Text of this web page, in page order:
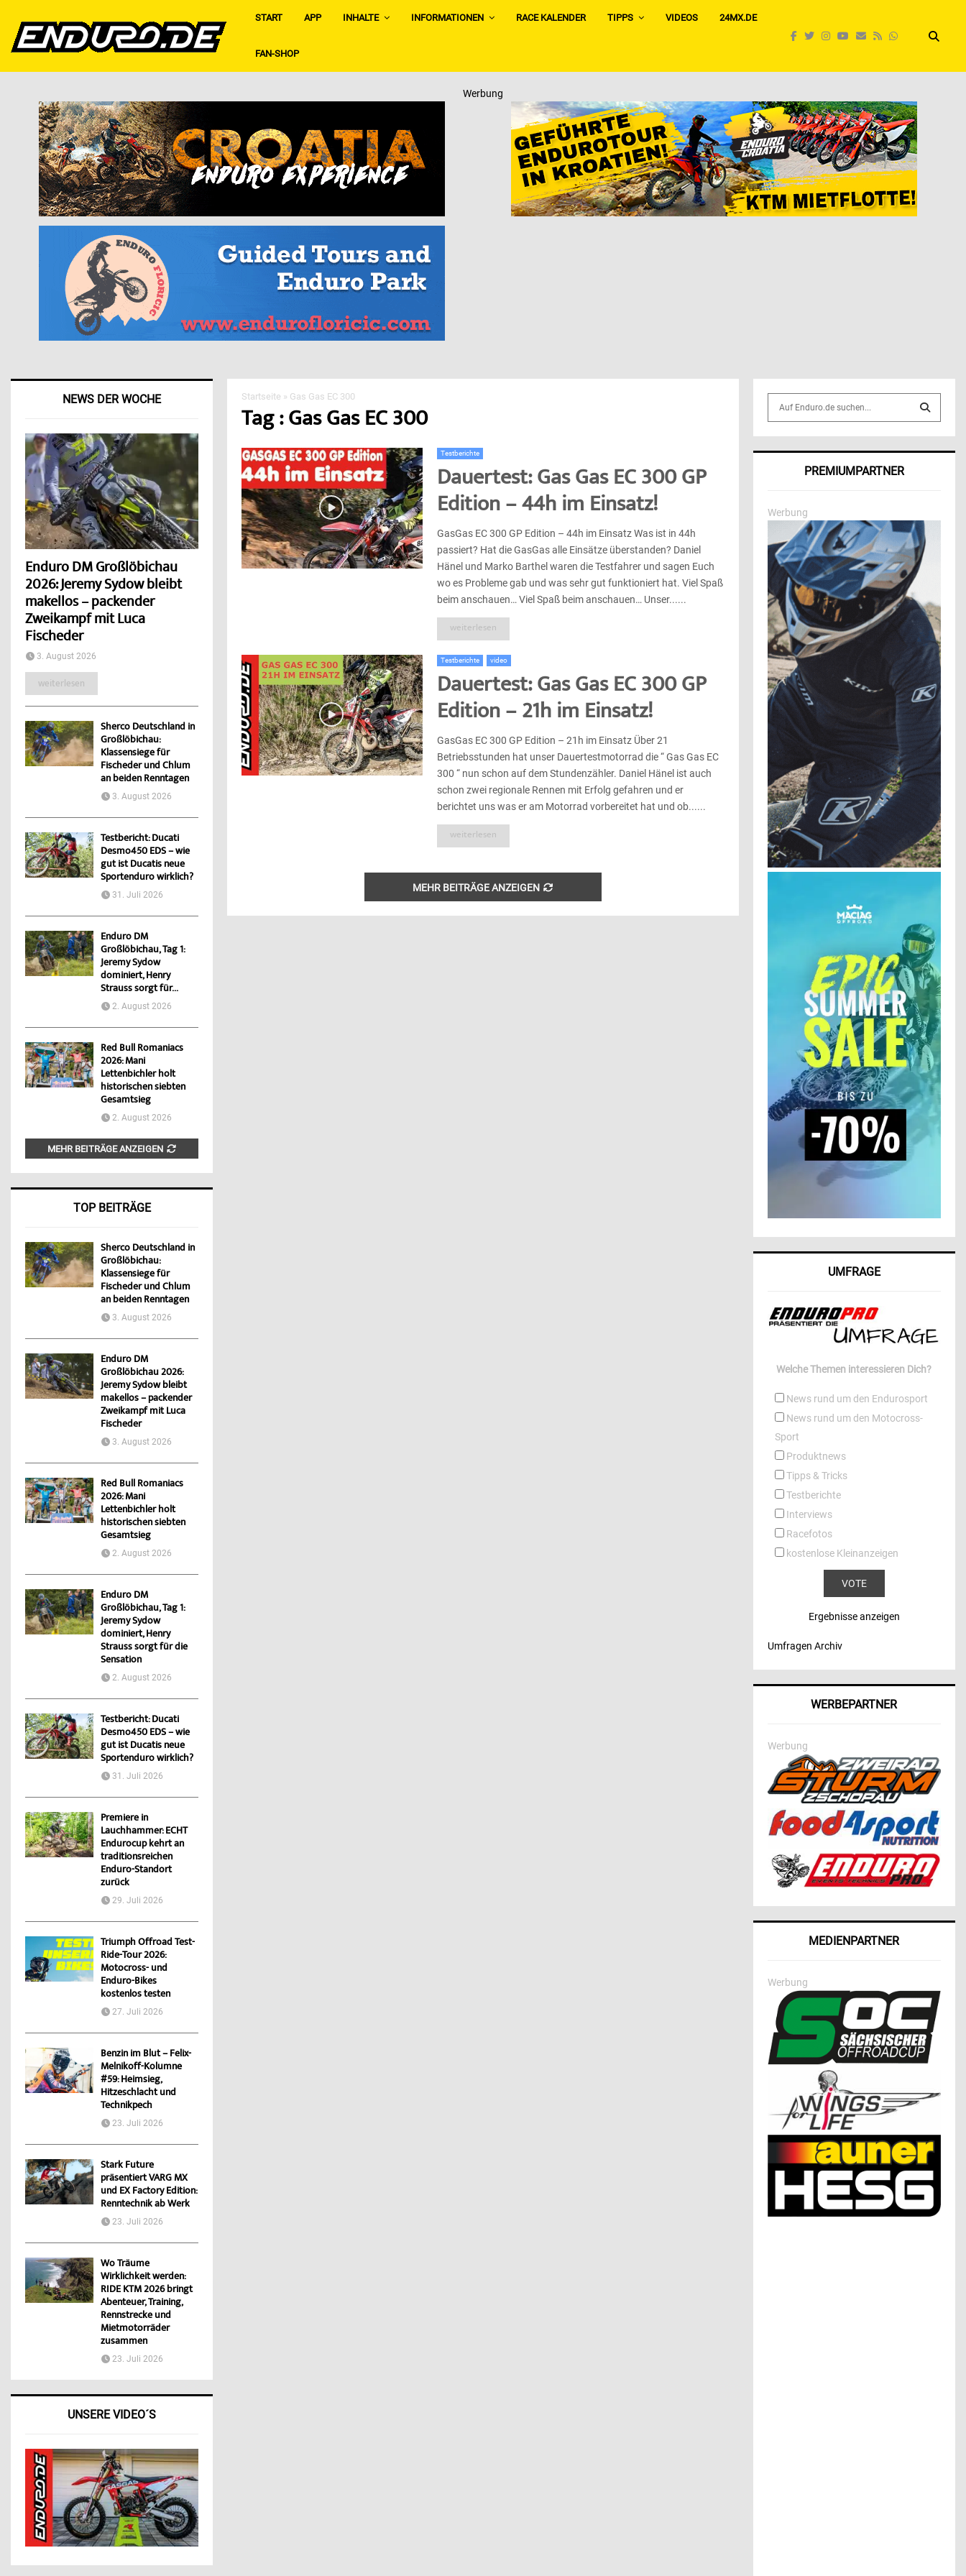
START APP INHALTE INFORMATIONEN RACE KALENDER TIPPS VIDEOS 24MX.DE
FAN-SHOP
Werbung
Startseite » Gas Gas EC 300
Tag : Gas Gas EC 300
Testberichte
Dauertest: Gas Gas EC 300 GP
Edition – 44h im Einsatz!
GasGas EC 300 GP Edition – 44h im Einsatz Was ist in 44h
passiert? Hat die GasGas alle Einsätze überstanden? Daniel
Hänel und Marko Barthel waren die Testfahrer und sagen Euch
wo es Probleme gab und was sehr gut funktioniert hat. Viel Spaß
beim anschauen… Viel Spaß beim anschauen… Unser......
weiterlesen
Testberichte video
Dauertest: Gas Gas EC 300 GP
Edition – 21h im Einsatz!
GasGas EC 300 GP Edition – 21h im Einsatz Über 21
Betriebsstunden hat unser Dauertestmotorrad die “ Gas Gas EC
300 “ nun schon auf dem Stundenzähler. Daniel Hänel ist auch
schon zwei regionale Rennen mit Erfolg gefahren und er
berichtet uns was er am Motorrad vorbereitet hat und ob......
weiterlesen
MEHR BEITRÄGE ANZEIGEN
NEWS DER WOCHE
Enduro DM Großlöbichau
2026: Jeremy Sydow bleibt
makellos – packender
Zweikampf mit Luca
Fischeder
3. August 2026
weiterlesen
Sherco Deutschland in
Großlöbichau:
Klassensiege für
Fischeder und Chlum
an beiden Renntagen
3. August 2026
Testbericht: Ducati
Desmo450 EDS – wie
gut ist Ducatis neue
Sportenduro wirklich?
31. Juli 2026
Enduro DM
Großlöbichau, Tag 1:
Jeremy Sydow
dominiert, Henry
Strauss sorgt für...
2. August 2026
Red Bull Romaniacs
2026: Mani
Lettenbichler holt
historischen siebten
Gesamtsieg
2. August 2026
MEHR BEITRÄGE ANZEIGEN
TOP BEITRÄGE
Sherco Deutschland in
Großlöbichau:
Klassensiege für
Fischeder und Chlum
an beiden Renntagen
3. August 2026
Enduro DM
Großlöbichau 2026:
Jeremy Sydow bleibt
makellos – packender
Zweikampf mit Luca
Fischeder
3. August 2026
Red Bull Romaniacs
2026: Mani
Lettenbichler holt
historischen siebten
Gesamtsieg
2. August 2026
Enduro DM
Großlöbichau, Tag 1:
Jeremy Sydow
dominiert, Henry
Strauss sorgt für die
Sensation
2. August 2026
Testbericht: Ducati
Desmo450 EDS – wie
gut ist Ducatis neue
Sportenduro wirklich?
31. Juli 2026
Premiere in
Lauchhammer: ECHT
Endurocup kehrt an
traditionsreichen
Enduro-Standort
zurück
29. Juli 2026
Triumph Offroad Test-
Ride-Tour 2026:
Motocross- und
Enduro-Bikes
kostenlos testen
27. Juli 2026
Benzin im Blut – Felix-
Melnikoff-Kolumne
#59: Heimsieg,
Hitzeschlacht und
Technikpech
23. Juli 2026
Stark Future
präsentiert VARG MX
und EX Factory Edition:
Renntechnik ab Werk
23. Juli 2026
Wo Träume
Wirklichkeit werden:
RIDE KTM 2026 bringt
Abenteuer, Training,
Rennstrecke und
Mietmotorräder
zusammen
23. Juli 2026
UNSERE VIDEO´S
o
r
S
R
C
PREMIUMPARTNER
Werbung
UMFRAGE
Welche Themen interessieren Dich?
News rund um den Endurosport
News rund um den Motocross-
Sport
Produktnews
Tipps & Tricks
Testberichte
Interviews
Racefotos
kostenlose Kleinanzeigen
Ergebnisse anzeigen
Umfragen Archiv
WERBEPARTNER
Werbung
MEDIENPARTNER
Werbung